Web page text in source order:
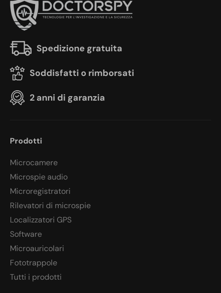
Spedizione gratuita
Soddisfatti o rimborsati
2 anni di garanzia
Prodotti
Microcamere
Microspie audio
Microregistratori
Rilevatori di microspie
Localizzatori GPS
Software
Microauricolari
Fototrappole
Tutti i prodotti